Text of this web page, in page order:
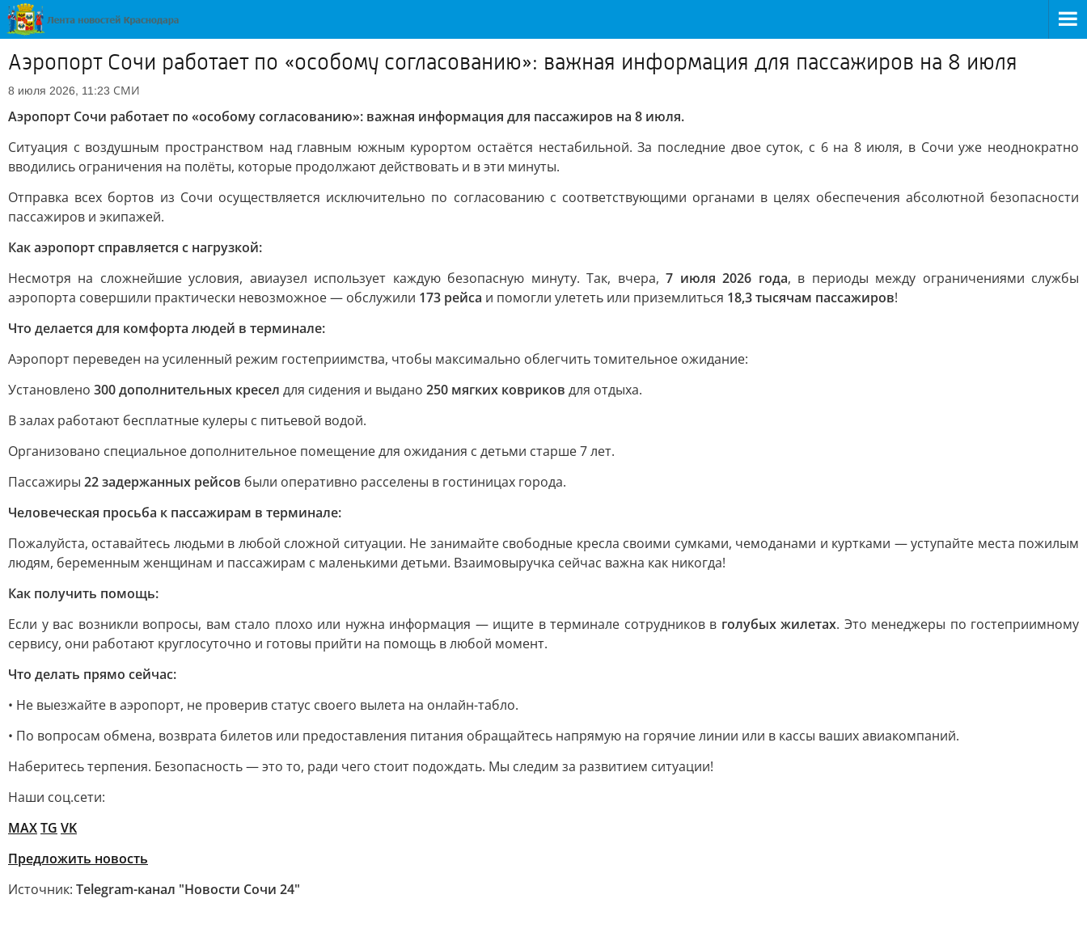
Аэропорт Сочи работает по «особому согласованию»: важная информация для пассажиров на 8 июля
8 июля 2026, 11:23 СМИ
Аэропорт Сочи работает по «особому согласованию»: важная информация для пассажиров на 8 июля.
Ситуация с воздушным пространством над главным южным курортом остаётся нестабильной. За последние двое суток, с 6 на 8 июля, в Сочи уже неоднократно
вводились ограничения на полёты, которые продолжают действовать и в эти минуты.
Отправка всех бортов из Сочи осуществляется исключительно по согласованию с соответствующими органами в целях обеспечения абсолютной безопасности
пассажиров и экипажей.
Как аэропорт справляется с нагрузкой:
Несмотря на сложнейшие условия, авиаузел использует каждую безопасную минуту. Так, вчера,7 июля 2026 года, в периоды между ограничениями службы
аэропорта совершили практически невозможное — обслужили 173 рейса и помогли улететь или приземлиться 18,3 тысячам пассажиров!
Что делается для комфорта людей в терминале:
Аэропорт переведен на усиленный режим гостеприимства, чтобы максимально облегчить томительное ожидание:
Установлено 300 дополнительных кресел для сидения и выдано 250 мягких ковриков для отдыха.
В залах работают бесплатные кулеры с питьевой водой.
Организовано специальное дополнительное помещение для ожидания с детьми старше 7 лет.
Пассажиры 22 задержанных рейсов были оперативно расселены в гостиницах города.
Человеческая просьба к пассажирам в терминале:
Пожалуйста, оставайтесь людьми в любой сложной ситуации. Не занимайте свободные кресла своими сумками, чемоданами и куртками — уступайте места пожилым
людям, беременным женщинам и пассажирам с маленькими детьми. Взаимовыручка сейчас важна как никогда!
Как получить помощь:
Если у вас возникли вопросы, вам стало плохо или нужна информация — ищите в терминале сотрудников в голубых жилетах. Это менеджеры по гостеприимному
сервису, они работают круглосуточно и готовы прийти на помощь в любой момент.
Что делать прямо сейчас:
• Не выезжайте в аэропорт, не проверив статус своего вылета на онлайн-табло.
• По вопросам обмена, возврата билетов или предоставления питания обращайтесь напрямую на горячие линии или в кассы ваших авиакомпаний.
Наберитесь терпения. Безопасность — это то, ради чего стоит подождать. Мы следим за развитием ситуации!
Наши соц.сети:
MAXTG VK
Предложить новость
Источник: Telegram-канал "Новости Сочи 24"